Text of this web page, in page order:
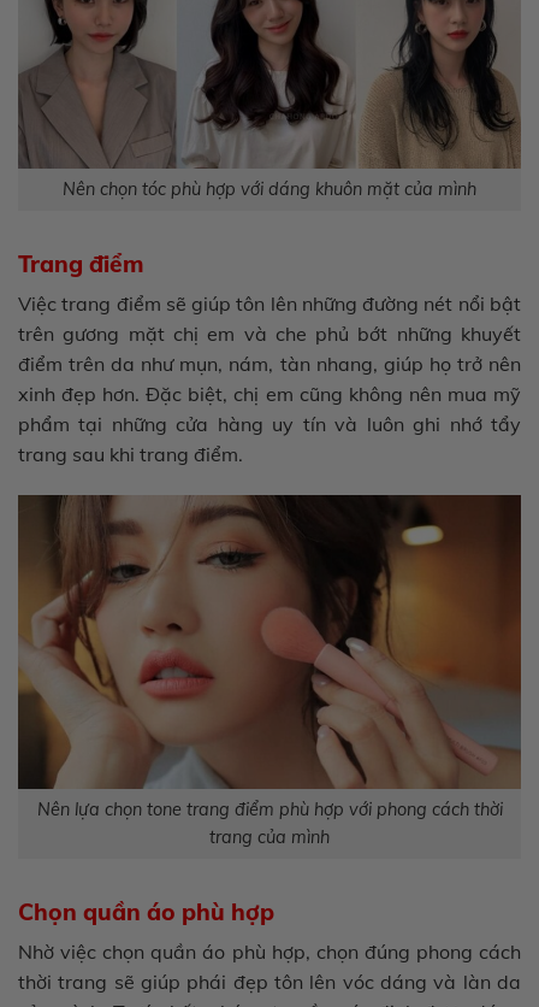
Nên chọn tóc phù hợp với dáng khuôn mặt của mình
Trang điểm
Việc trang điểm sẽ giúp tôn lên những đường nét nổi bật
trên gương mặt chị em và che phủ bớt những khuyết
điểm trên da như mụn, nám, tàn nhang, giúp họ trở nên
xinh đẹp hơn. Đặc biệt, chị em cũng không nên mua mỹ
phẩm tại những cửa hàng uy tín và luôn ghi nhớ tẩy
trang sau khi trang điểm.
Nên lựa chọn tone trang điểm phù hợp với phong cách thời
trang của mình
Chọn quần áo phù hợp
Nhờ việc chọn quần áo phù hợp, chọn đúng phong cách
thời trang sẽ giúp phái đẹp tôn lên vóc dáng và làn da